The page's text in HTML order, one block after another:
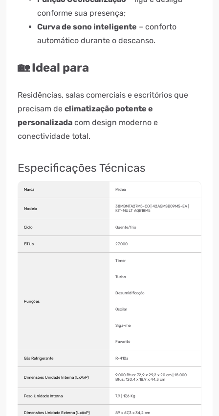
conforme sua presença;
Curva de sono inteligente – conforto
automático durante o descanso.
🏡 Ideal para
Residências, salas comerciais e escritórios que
precisam de climatização potente e
personalizada com design moderno e
conectividade total.
Especificações Técnicas
Marca Midea
Modelo
38MBMTA27M5-CO | 42AGMSB09M5-EV |
KIT-MULT AQB18M5
Ciclo Quente/frio
BTUs 27.000
Funções
Timer
Turbo
Desumidificação
Oscilar
Siga-me
Favorito
Gás Refrigerante R-410a
Dimensões Unidade Interna (LxAxP)
9.000 Btus: 72,9 x 29,2 x 20 cm | 18.000
Btus: 120,4 x 18,9 x 44,3 cm
Peso Unidade Interna 7,9 | 17,6 Kg
Dimensões Unidade Externa (LxAxP) 89 x 67,3 x 34,2 cm